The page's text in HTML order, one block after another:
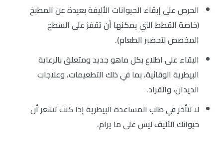
الحرص على إبقاء الحيوانات الأليفة بعيدة عن المطبخ
(خاصة القطط التي يمكنها أن تقفز على السطح
المخصص لتحضير الطعام).
البقاء على اطلاع بكل ماهو جديد ومتعلق بالرعاية
البيطرية الوقائية، بما في ذلك التطعيمات، وعلاجات
الديدان، والقراد.
لا تتأخر في طلب المساعدة البيطرية إذا كنت تشعر أن
حيوانك الأليف ليس على ما يرام.